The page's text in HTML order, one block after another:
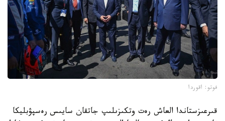
فوتو: اقوردا
قىرعىزستاندا العاش رەت وتكىزىلىپ جاتقان سايىس رەسپۋبليكا